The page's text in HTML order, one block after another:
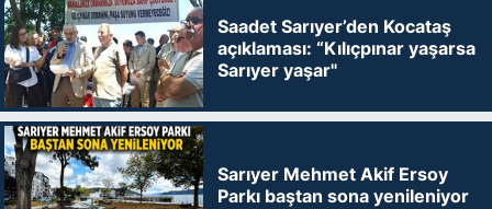
Saadet Sarıyer’den Kocataş
açıklaması: “Kılıçpınar yaşarsa
Sarıyer yaşar"
Sarıyer Mehmet Akif Ersoy
Parkı baştan sona yenileniyor